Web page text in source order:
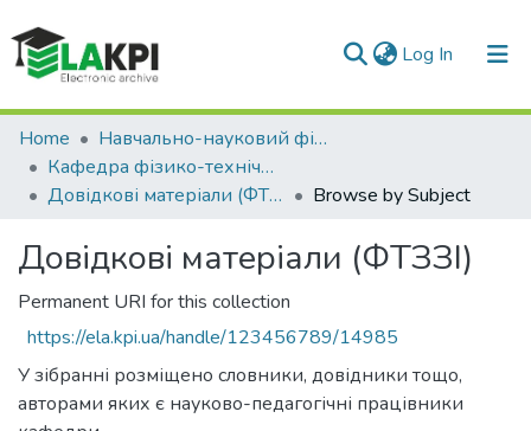
Log In (current)
Communities & Collections
All of DSpace
Home
Навчально-науковий фізико-технічний інститут (НН ФТІ)
Кафедра фізико-технічних засобів захисту інформації (ФТЗЗІ)
Довідкові матеріали (ФТЗЗІ)
Browse by Subject
Довідкові матеріали (ФТЗЗІ)
Permanent URI for this collection
https://ela.kpi.ua/handle/123456789/14985
У зібранні розміщено словники, довідники тощо,
авторами яких є науково-педагогічні працівники